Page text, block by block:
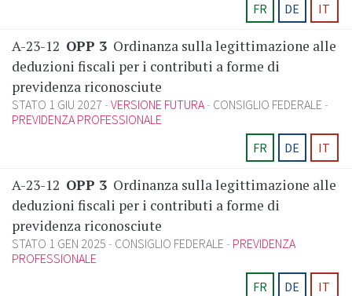
FR
DE IT
A-23-12 OPP 3 Ordinanza sulla legittimazione alle
deduzioni fiscali per i contributi a forme di
previdenza riconosciute
STATO 1 GIU 2027 VERSIONE FUTURA CONSIGLIO FEDERALE
PREVIDENZA PROFESSIONALE
FR
DE IT
A-23-12 OPP 3 Ordinanza sulla legittimazione alle
deduzioni fiscali per i contributi a forme di
previdenza riconosciute
STATO 1 GEN 2025 CONSIGLIO FEDERALE
PREVIDENZA
PROFESSIONALE
FR
DE IT